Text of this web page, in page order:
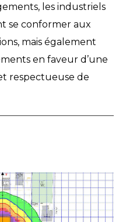
les industriels
se conformer aux
mais également
en faveur d’une
respectueuse de